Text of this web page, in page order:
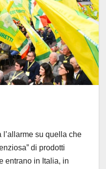
su quella che
di prodotti
entrano in Italia, in